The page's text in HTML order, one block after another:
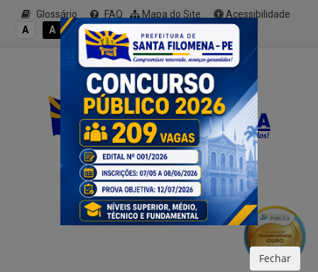
Glossário FAQ Mapa do Site
Acessibilidade
A
A A- A A+
Fechar